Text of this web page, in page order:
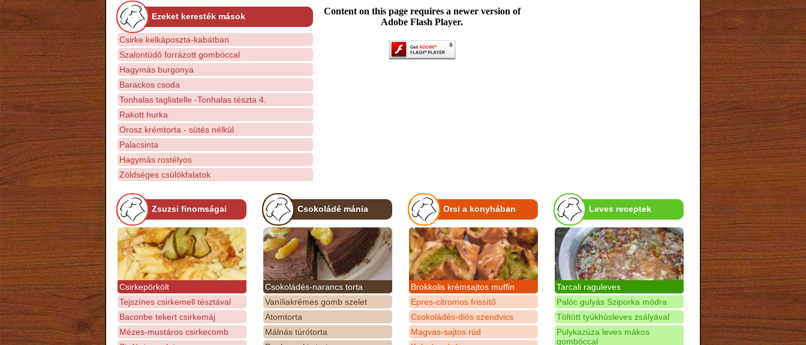
Ezeket keresték mások
Csirke kelkáposzta-kabátban
Szalontüdő forrázott gombóccal
Hagymás burgonya
Barackos csoda
Tonhalas tagliatelle -Tonhalas tészta 4.
Rakott hurka
Orosz krémtorta - sütés nélkül
Palacsinta
Hagymás rostélyos
Zöldséges csülökfalatok
Content on this page requires a newer version of
Adobe Flash Player.
Zsuzsi finomságai
Csirkepörkölt
Tejszínes csirkemell tésztával
Baconbe tekert csirkemáj
Mézes-mustáros csirkecomb
Csokoládé mánia
Csokoládés-narancs torta
Vaníliakrémes gomb szelet
Atomtorta
Málnás túrótorta
Orsi a konyhában
Brokkolis krémsajtos muffin
Epres-citromos frissítő
Csokoládés-diós szendvics
Magvas-sajtos rúd
Leves receptek
Tarcali raguleves
Palóc gulyás Sziporka módra
Töltött tyúkhúsleves zsályával
Pulykazúza leves mákos
gombóccal